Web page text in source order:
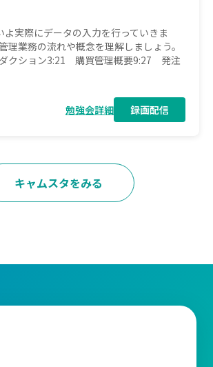
よ実際にデータの入力を行っていきま
理業務の流れや概念を理解しましょう。
クション3:21 購買管理概要9:27 発注
勉強会詳細 録画配信
キャムスタをみる